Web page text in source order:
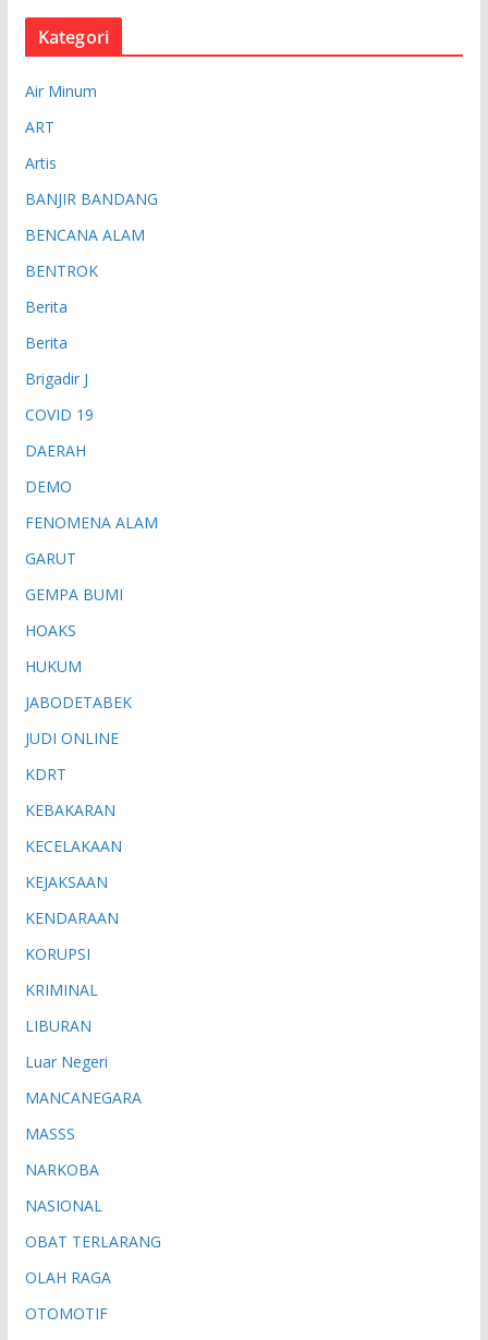
Kategori
Air Minum
ART
Artis
BANJIR BANDANG
BENCANA ALAM
BENTROK
Berita
Berita
Brigadir J
COVID 19
DAERAH
DEMO
FENOMENA ALAM
GARUT
GEMPA BUMI
HOAKS
HUKUM
JABODETABEK
JUDI ONLINE
KDRT
KEBAKARAN
KECELAKAAN
KEJAKSAAN
KENDARAAN
KORUPSI
KRIMINAL
LIBURAN
Luar Negeri
MANCANEGARA
MASSS
NARKOBA
NASIONAL
OBAT TERLARANG
OLAH RAGA
OTOMOTIF